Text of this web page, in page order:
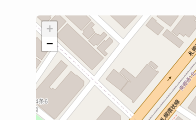
+
−